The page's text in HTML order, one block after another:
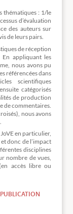
thématiques : 1/le
d’évaluation
des auteurs sur
de leurs pairs.
de réception
En appliquant les
nous avons pu
référencées dans
scientifiques
catégorisés
de production
de commentaires.
nous avons
en particulier,
donc de l’impact
disciplines
nombre de vues,
accès libre ou
publication